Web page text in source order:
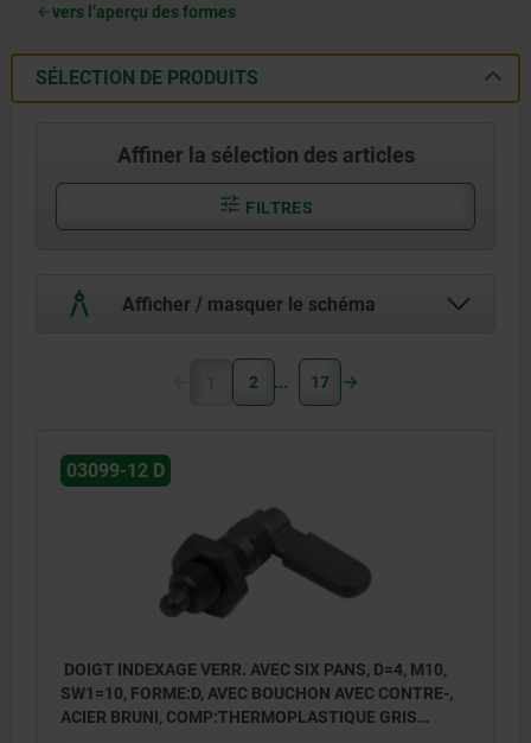
vers l’aperçu des formes
SÉLECTION DE PRODUITS
Affiner la sélection des articles
FILTRES
Afficher / masquer le schéma
1 2 17
03099-12 D
DOIGT INDEXAGE VERR. AVEC SIX PANS, D=4, M10,
SW1=10, FORME:D, AVEC BOUCHON AVEC CONTRE-,
ACIER BRUNI, COMP:THERMOPLASTIQUE GRIS